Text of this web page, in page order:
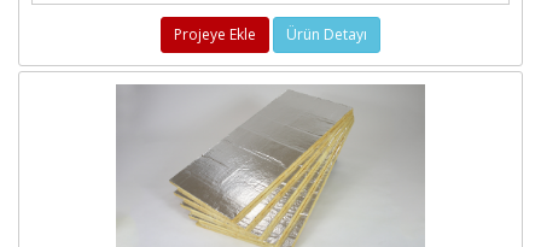
Projeye Ekle Ürün Detayı